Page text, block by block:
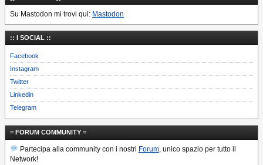
Su Mastodon mi trovi qui: Mastodon
:: I SOCIAL ::
Facebook
Instagram
Twitter
Linkedin
Telegram
= FORUM COMMUNITY =
Partecipa alla community con i nostri Forum, unico spazio per tutto il
Network!